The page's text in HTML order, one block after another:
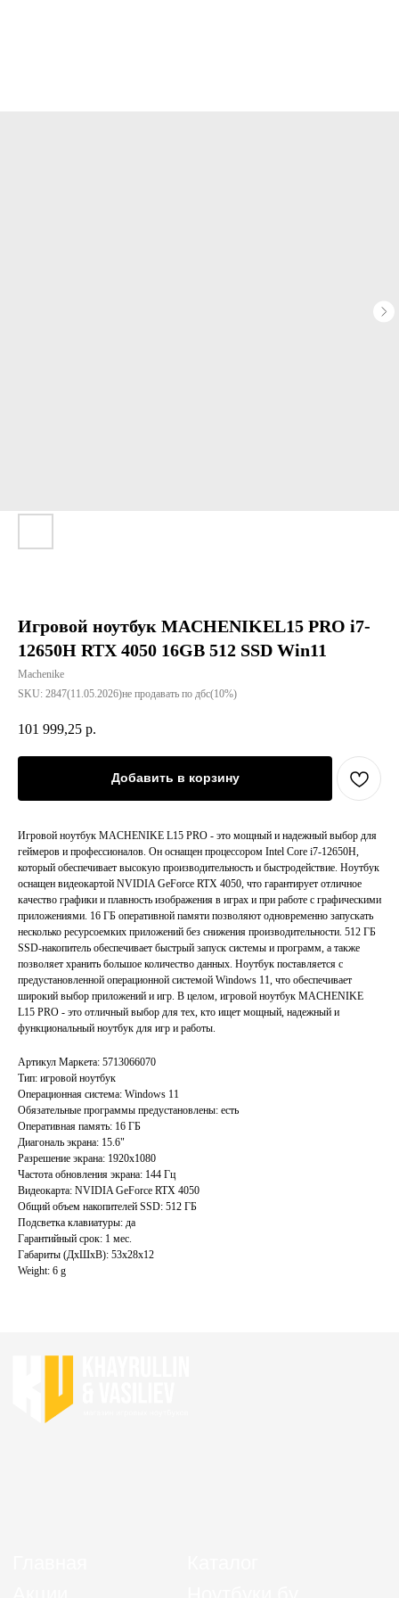
Игровой ноутбук MACHENIKEL15 PRO i7-
12650H RTX 4050 16GB 512 SSD Win11
Machenike
SKU: 2847(11.05.2026)не продавать по дбс(10%)
101 999,25 р.
Добавить в корзину
Игровой ноутбук MACHENIKE L15 PRO - это мощный и надежный выбор для
геймеров и профессионалов. Он оснащен процессором Intel Core i7-12650H,
который обеспечивает высокую производительность и быстродействие. Ноутбук
оснащен видеокартой NVIDIA GeForce RTX 4050, что гарантирует отличное
качество графики и плавность изображения в играх и при работе с графическими
приложениями. 16 ГБ оперативной памяти позволяют одновременно запускать
несколько ресурсоемких приложений без снижения производительности. 512 ГБ
SSD-накопитель обеспечивает быстрый запуск системы и программ, а также
позволяет хранить большое количество данных. Ноутбук поставляется с
предустановленной операционной системой Windows 11, что обеспечивает
широкий выбор приложений и игр. В целом, игровой ноутбук MACHENIKE
L15 PRO - это отличный выбор для тех, кто ищет мощный, надежный и
функциональный ноутбук для игр и работы.
Артикул Маркета: 5713066070
Тип: игровой ноутбук
Операционная система: Windows 11
Обязательные программы предустановлены: есть
Оперативная память: 16 ГБ
Диагональ экрана: 15.6"
Разрешение экрана: 1920x1080
Частота обновления экрана: 144 Гц
Видеокарта: NVIDIA GeForce RTX 4050
Общий объем накопителей SSD: 512 ГБ
Подсветка клавиатуры: да
Гарантийный срок: 1 мес.
Габариты (ДхШхВ): 53x28x12
Weight: 6 g
ИП Хайруллин Ильдар Тагирович
ОГРНИП 324774600152309
Главная
Акции
Контакты
Преимущества
Отзывы
Каталог
Игровые ноутбуки бу
Ноутбуки для работы бу
Ноутбуки для учебы бу